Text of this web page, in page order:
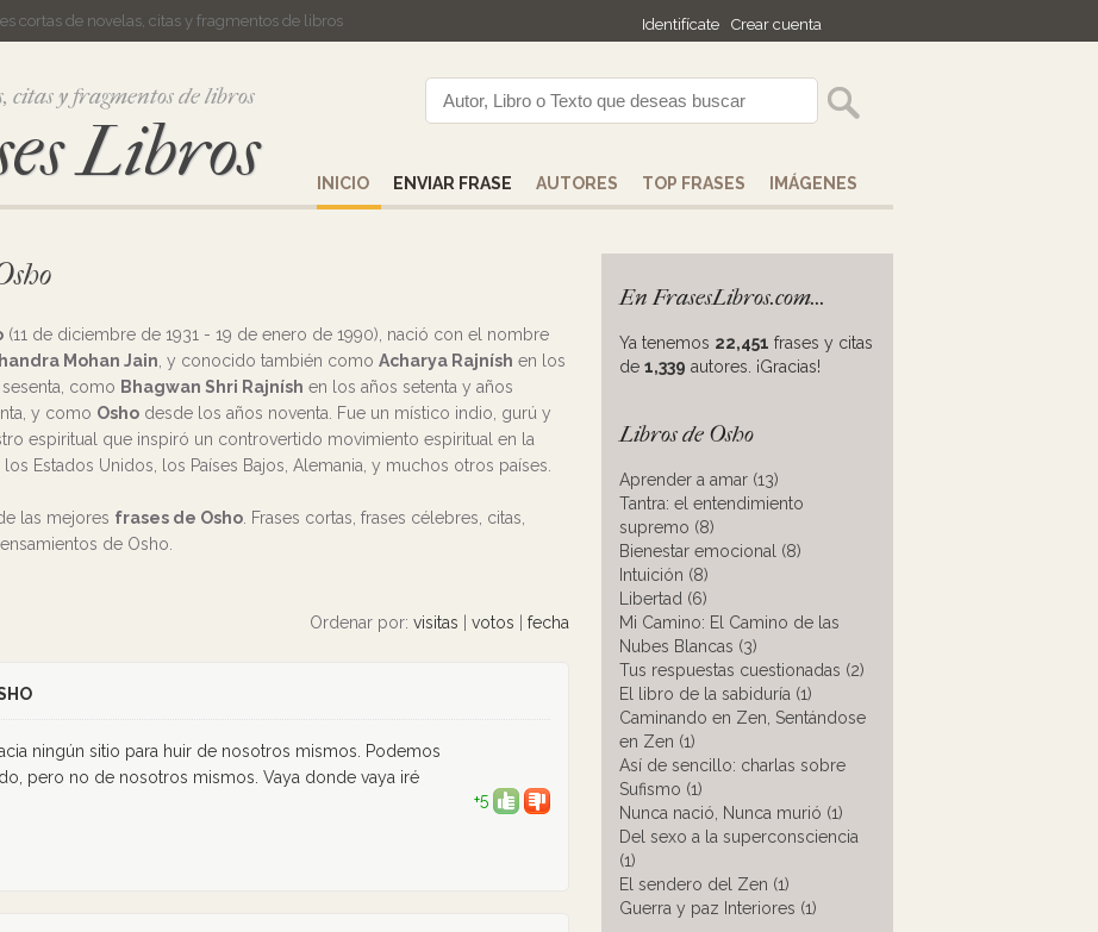
Identifícate Crear cuenta
cortas de novelas, citas y fragmentos de libros
citas y fragmentos de libros
Libros INICIO ENVIAR FRASE AUTORES TOP FRASES IMÁGENES
(11 de diciembre de 1931 - 19 de enero de 1990), nació con el nombre
Mohan Jain , y conocido también como Acharya Rajnísh en los
como Bhagwan Shri Rajnísh en los años setenta y años
y como Osho desde los años noventa. Fue un místico indio, gurú y
espiritual que inspiró un controvertido movimiento espiritual en la
los Estados Unidos, los Países Bajos, Alemania, y muchos otros países.
las mejores frases de Osho . Frases cortas, frases célebres, citas,
de Osho.
Ordenar por: visitas votos fecha
ningún sitio para huir de nosotros mismos. Podemos
pero no de nosotros mismos. Vaya donde vaya iré
+5
En FrasesLibros.com...
Ya tenemos 22,451 frases y citas
de 1,339 autores. ¡Gracias!
Libros de Osho
Aprender a amar (13)
Tantra: el entendimiento
supremo (8)
Bienestar emocional (8)
Intuición (8)
Libertad (6)
Mi Camino: El Camino de las
Nubes Blancas (3)
Tus respuestas cuestionadas (2)
El libro de la sabiduría (1)
Caminando en Zen, Sentándose
en Zen (1)
Así de sencillo: charlas sobre
Sufismo (1)
Nunca nació, Nunca murió (1)
Del sexo a la superconsciencia
(1)
El sendero del Zen (1)
Guerra y paz Interiores (1)